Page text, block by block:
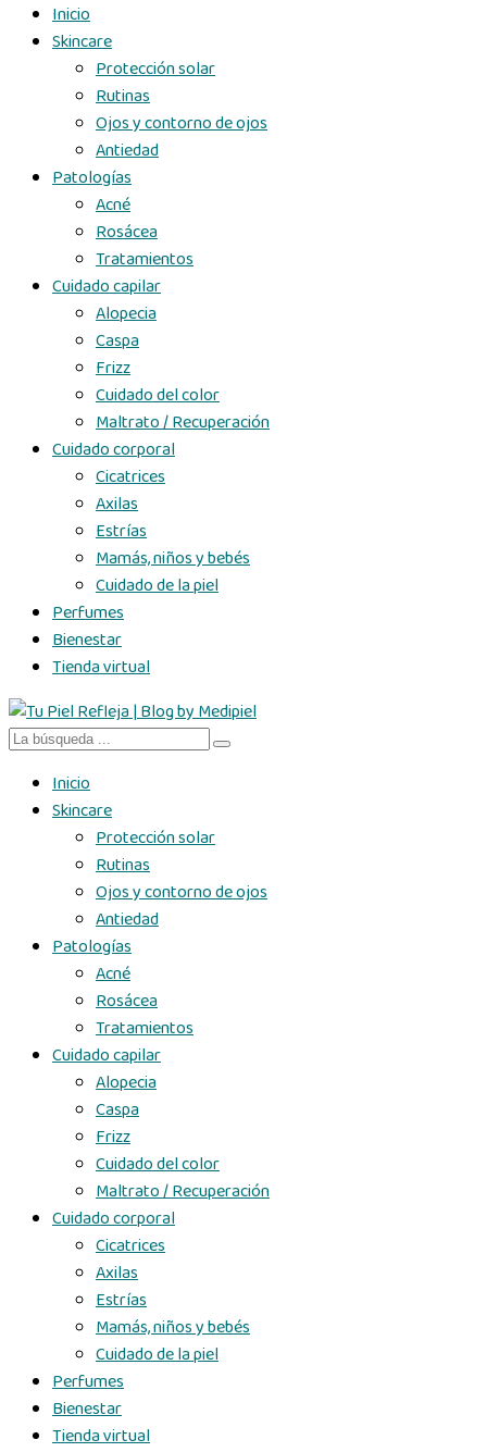
Inicio
Skincare
Protección solar
Rutinas
Ojos y contorno de ojos
Antiedad
Patologías
Acné
Rosácea
Tratamientos
Cuidado capilar
Alopecia
Caspa
Frizz
Cuidado del color
Maltrato / Recuperación
Cuidado corporal
Cicatrices
Axilas
Estrías
Mamás, niños y bebés
Cuidado de la piel
Perfumes
Bienestar
Tienda virtual
Inicio
Skincare
Protección solar
Rutinas
Ojos y contorno de ojos
Antiedad
Patologías
Acné
Rosácea
Tratamientos
Cuidado capilar
Alopecia
Caspa
Frizz
Cuidado del color
Maltrato / Recuperación
Cuidado corporal
Cicatrices
Axilas
Estrías
Mamás, niños y bebés
Cuidado de la piel
Perfumes
Bienestar
Tienda virtual